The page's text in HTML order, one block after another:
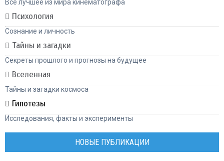
Все лучшее из мира кинематографа
Психология
Сознание и личность
Тайны и загадки
Секреты прошлого и прогнозы на будущее
Вселенная
Тайны и загадки космоса
Гипотезы
Исследования, факты и эксперименты
НОВЫЕ ПУБЛИКАЦИИ